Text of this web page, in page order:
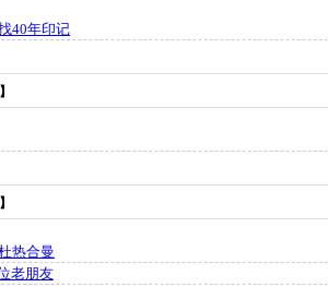
40年印记
热合曼
老朋友